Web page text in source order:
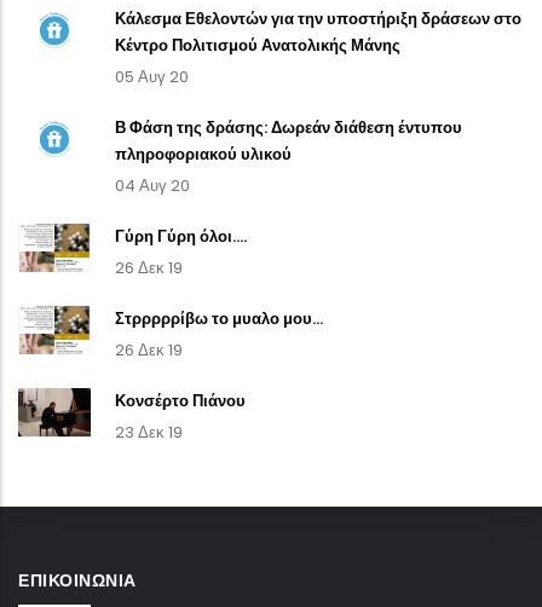
Κάλεσμα Εθελοντών για την υποστήριξη δράσεων στο
Κέντρο Πολιτισμού Ανατολικής Μάνης
05 Αυγ 20
Β Φάση της δράσης: Δωρεάν διάθεση έντυπου
πληροφοριακού υλικού
04 Αυγ 20
Γύρη Γύρη όλοι....
26 Δεκ 19
Στρρρρρίβω το μυαλο μου...
26 Δεκ 19
Κονσέρτο Πιάνου
23 Δεκ 19
ΕΠΙΚΟΙΝΩΝΊΑ